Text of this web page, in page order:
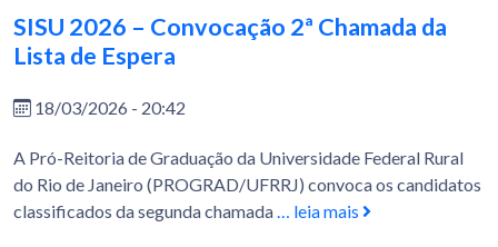
SISU 2026 – Convocação 2ª Chamada da
Lista de Espera
18/03/2026 - 20:42
A Pró-Reitoria de Graduação da Universidade Federal Rural
do Rio de Janeiro (PROGRAD/UFRRJ) convoca os candidatos
classificados da segunda chamada… leia mais